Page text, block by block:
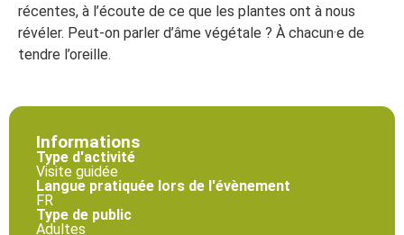
récentes, à l’écoute de ce que les plantes ont à nous
révéler. Peut-on parler d’âme végétale ? À chacun·e de
tendre l’oreille.
Informations
Type d'activité
Visite guidée
Langue pratiquée lors de l'évènement
FR
Type de public
Adultes